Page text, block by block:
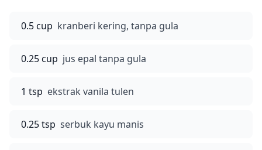
0.5 cup kranberi kering, tanpa gula
0.25 cup jus epal tanpa gula
1 tsp ekstrak vanila tulen
0.25 tsp serbuk kayu manis